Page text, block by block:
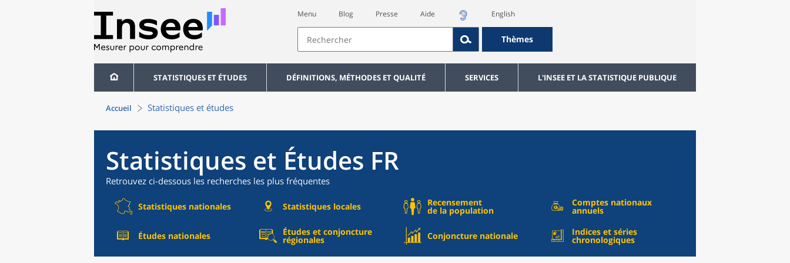
Menu Blog Presse Aide English
Thèmes
STATISTIQUES ET ÉTUDES DÉFINITIONS, MÉTHODES ET QUALITÉ SERVICES L'INSEE ET LA STATISTIQUE PUBLIQUE
Accueil Statistiques et études
Statistiques et Études FR
Retrouvez ci-dessous les recherches les plus fréquentes
Statistiques nationales Statistiques locales Recensement
de la population
Comptes nationaux
annuels
Études nationales Études et conjoncture
régionales Conjoncture nationale Indices et séries
chronologiques